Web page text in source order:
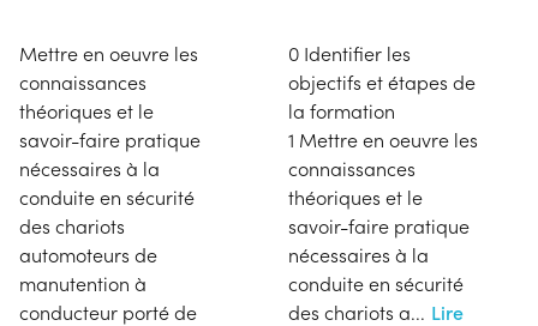
Mettre en oeuvre les
connaissances
théoriques et le
savoir-faire pratique
nécessaires à la
conduite en sécurité
des chariots
automoteurs de
manutention à
conducteur porté de
0 Identifier les
objectifs et étapes de
la formation
1 Mettre en oeuvre les
connaissances
théoriques et le
savoir-faire pratique
nécessaires à la
conduite en sécurité
des chariots a... Lire